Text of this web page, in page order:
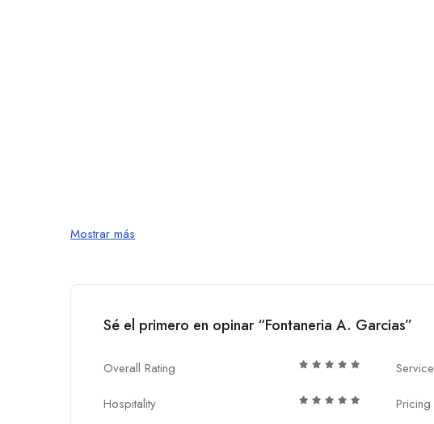
Mostrar más
Sé el primero en opinar “Fontaneria A. Garcias”
Overall Rating
Service
Hospitality
Pricing